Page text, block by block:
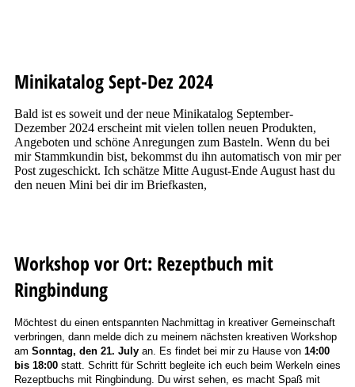
Minikatalog Sept-Dez 2024
Bald ist es soweit und der neue Minikatalog September-
Dezember 2024 erscheint mit vielen tollen neuen Produkten,
Angeboten und schöne Anregungen zum Basteln. Wenn du bei
mir Stammkundin bist, bekommst du ihn automatisch von mir per
Post zugeschickt. Ich schätze Mitte August-Ende August hast du
den neuen Mini bei dir im Briefkasten,
Workshop vor Ort: Rezeptbuch mit
Ringbindung
Möchtest du einen entspannten Nachmittag in kreativer Gemeinschaft
verbringen, dann melde dich zu meinem nächsten kreativen Workshop
am Sonntag, den 21. Julyan. Es findet bei mir zu Hause von 14:00
bis 18:00statt. Schritt für Schritt begleite ich euch beim Werkeln eines
Rezeptbuchs mit Ringbindung. Du wirst sehen, es macht Spaß mit